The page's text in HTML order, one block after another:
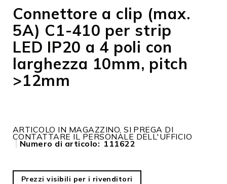
galleria
di
immagini
Connettore a clip (max.
5A) C1-410 per strip
LED IP20 a 4 poli con
larghezza 10mm, pitch
>12mm
ARTICOLO IN MAGAZZINO, SI PREGA DI
CONTATTARE IL PERSONALE DELL'UFFICIO
Numero di articolo 111622
Prezzi visibili per i rivenditori